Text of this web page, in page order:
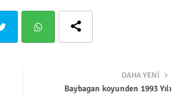
DAHA YENI
Baybagan koyunden 1993 Yılı